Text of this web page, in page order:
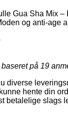
Gua Sha Mix –
og anti-age
på 19
diverse
hente din
betalelige slags